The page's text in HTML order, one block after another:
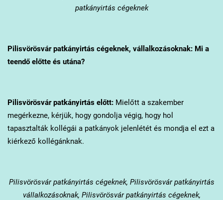
patkányirtás cégeknek
Pilisvörösvárpatkányirtás cégeknek, vállalkozásoknak: Mi a
teendő előtte és utána?
Pilisvörösvárpatkányirtás előtt:Mielőtt a szakember
megérkezne, kérjük, hogy gondolja végig, hogy hol
tapasztalták kollégái a patkányok jelenlétét és mondja el ezt a
kiérkező kollégánknak.
Pilisvörösvárpatkányirtás cégeknek, Pilisvörösvár patkányirtás
vállalkozásoknak, Pilisvörösvár patkányirtás cégeknek,